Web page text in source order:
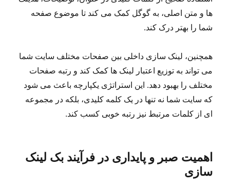
ها و متن اصلی، به گوگل کمک می کند تا موضوع صفحه
شما را بهتر درک کند.
همچنین، لینک سازی داخلی بین صفحات مختلف سایت شما
می تواند به توزیع اعتبار لینک ها کمک کند و رتبه صفحات
مختلف را بهبود دهد. این استراتژی یکپارچه باعث می شود
که سایت شما نه تنها در یک کلمه کلیدی، بلکه در مجموعه
ای از کلمات مرتبط نیز رتبه خوبی کسب کند.
اهمیت صبر و پایداری در فرآیند بک لینک
سازی